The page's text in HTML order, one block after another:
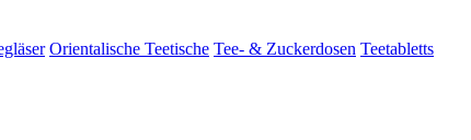
Orientalische Teetische Tee- & Zuckerdosen Teetabletts